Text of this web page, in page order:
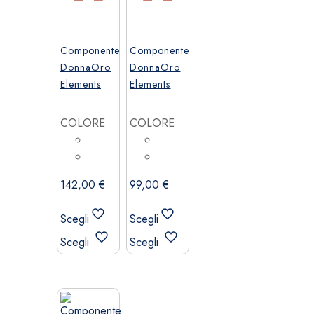
Componente
DonnaOro
Elements
COLORE
142,00€
Scegli
Scegli Questo
prodotto
più
Componente
DonnaOro
Elements
COLORE
99,00€
Scegli
Scegli Questo
prodotto